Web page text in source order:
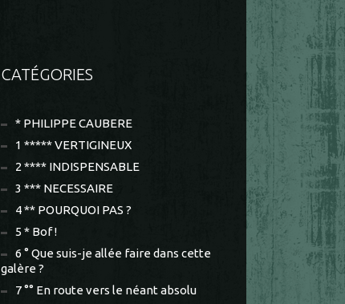
CATÉGORIES
* PHILIPPE CAUBERE
1 ***** VERTIGINEUX
2 **** INDISPENSABLE
3 *** NECESSAIRE
4 ** POURQUOI PAS ?
5 * Bof !
6 ° Que suis-je allée faire dans cette
galère ?
7 °° En route vers le néant absolu